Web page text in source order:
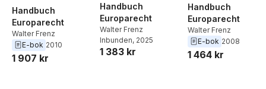
Handbuch
Europarecht
Walter Frenz
E-bok 2010
1 907 kr
Handbuch
Europarecht
Walter Frenz
Inbunden, 2025
1 383 kr
Handbuch
Europarecht
Walter Frenz
E-bok 2008
1 464 kr